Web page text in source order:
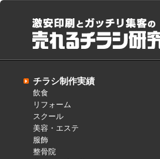
チラシ制作実績
飲食
リフォーム
スクール
美容・エステ
服飾
整骨院